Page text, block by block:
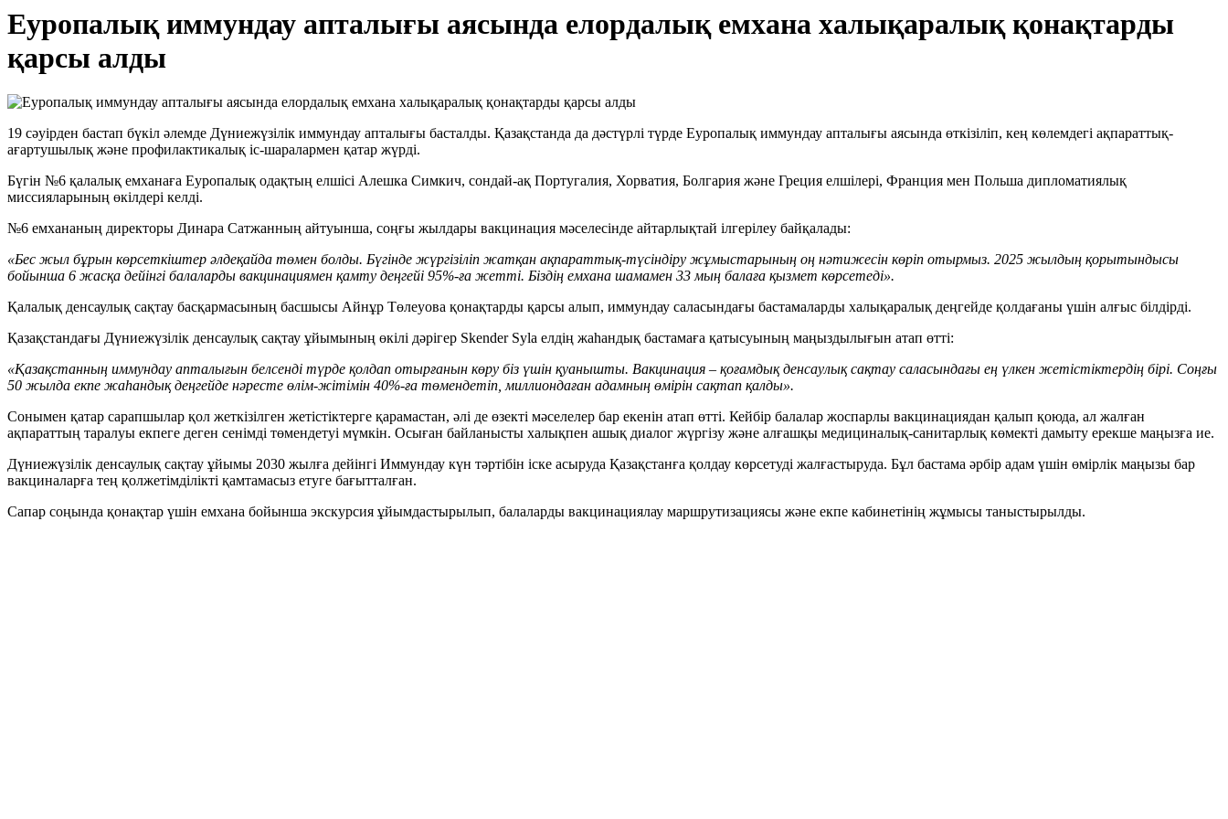
Еуропалық иммундау апталығы аясында елордалық емхана халықаралық қонақтарды
қарсы алды
19 сәуірден бастап бүкіл әлемде Дүниежүзілік иммундау апталығы басталды. Қазақстанда да дәстүрлі түрде Еуропалық иммундау апталығы аясында өткізіліп, кең көлемдегі ақпараттық-
ағартушылық және профилактикалық іс-шаралармен қатар жүрді.
Бүгін №6 қалалық емханаға Еуропалық одақтың елшісі Алешка Симкич, сондай-ақ Португалия, Хорватия, Болгария және Греция елшілері, Франция мен Польша дипломатиялық
миссияларының өкілдері келді.
№6 емхананың директоры Динара Сатжанның айтуынша, соңғы жылдары вакцинация мәселесінде айтарлықтай ілгерілеу байқалады:
«Бес жыл бұрын көрсеткіштер әлдеқайда төмен болды. Бүгінде жүргізіліп жатқан ақпараттық-түсіндіру жұмыстарының оң нәтижесін көріп отырмыз. 2025 жылдың қорытындысы
бойынша 6 жасқа дейінгі балаларды вакцинациямен қамту деңгейі 95%-ға жетті. Біздің емхана шамамен 33 мың балаға қызмет көрсетеді».
Қалалық денсаулық сақтау басқармасының басшысы Айнұр Төлеуова қонақтарды қарсы алып, иммундау саласындағы бастамаларды халықаралық деңгейде қолдағаны үшін алғыс білдірді.
Қазақстандағы Дүниежүзілік денсаулық сақтау ұйымының өкілі дәрігер Skender Syla елдің жаһандық бастамаға қатысуының маңыздылығын атап өтті:
«Қазақстанның иммундау апталығын белсенді түрде қолдап отырғанын көру біз үшін қуанышты. Вакцинация – қоғамдық денсаулық сақтау саласындағы ең үлкен жетістіктердің бірі. Соңғы
50 жылда екпе жаһандық деңгейде нәресте өлім-жітімін 40%-ға төмендетіп, миллиондаған адамның өмірін сақтап қалды».
Сонымен қатар сарапшылар қол жеткізілген жетістіктерге қарамастан, әлі де өзекті мәселелер бар екенін атап өтті. Кейбір балалар жоспарлы вакцинациядан қалып қоюда, ал жалған
ақпараттың таралуы екпеге деген сенімді төмендетуі мүмкін. Осыған байланысты халықпен ашық диалог жүргізу және алғашқы медициналық-санитарлық көмекті дамыту ерекше маңызға ие.
Дүниежүзілік денсаулық сақтау ұйымы 2030 жылға дейінгі Иммундау күн тәртібін іске асыруда Қазақстанға қолдау көрсетуді жалғастыруда. Бұл бастама әрбір адам үшін өмірлік маңызы бар
вакциналарға тең қолжетімділікті қамтамасыз етуге бағытталған.
Сапар соңында қонақтар үшін емхана бойынша экскурсия ұйымдастырылып, балаларды вакцинациялау маршрутизациясы және екпе кабинетінің жұмысы таныстырылды.